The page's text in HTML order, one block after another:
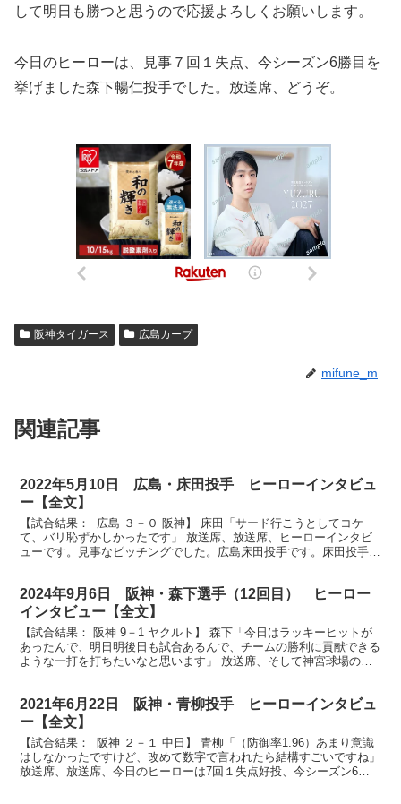
して明日も勝つと思うので応援よろしくお願いします。
今日のヒーローは、見事７回１失点、今シーズン6勝目を
挙げました森下暢仁投手でした。放送席、どうぞ。
阪神タイガース 広島カープ
mifune_m
関連記事
2022年5月10日 広島・床田投手 ヒーローインタビュ
ー【全文】
【試合結果： 広島 ３－０ 阪神】 床田「サード行こうとしてコケ
て、バリ恥ずかしかったです」 放送席、放送席、ヒーローインタビ
ューです。見事なピッチングでした。広島床田投手です。床田投手、
2024年9月6日 阪神・森下選手（12回目） ヒーロー
インタビュー【全文】
【試合結果： 阪神 9－1 ヤクルト】 森下「今日はラッキーヒットが
あったんで、明日明後日も試合あるんで、チームの勝利に貢献できる
ような一打を打ちたいなと思います」 放送席、そして神宮球場のタ
2021年6月22日 阪神・青柳投手 ヒーローインタビュ
ー【全文】
【試合結果： 阪神 ２－１ 中日】 青柳「（防御率1.96）あまり意識
はしなかったですけど、改めて数字で言われたら結構すごいですね」
放送席、放送席、今日のヒーローは7回１失点好投、今シーズン6勝